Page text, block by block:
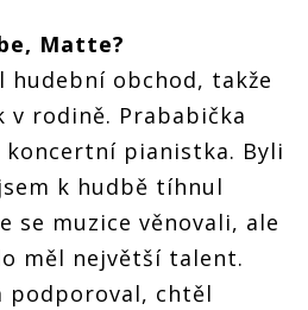
Matte?
obchod, takže
v rodině. Prababička
pianistka. Byli
k hudbě tíhnul
se muzice věnovali, ale
měl největší talent.
podporoval, chtěl